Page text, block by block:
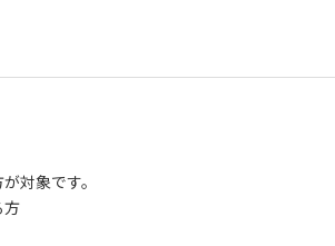
対象です。
方